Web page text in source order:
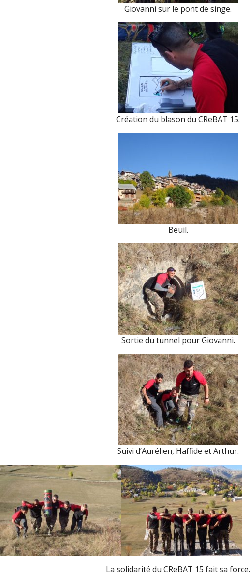
Giovanni sur le pont de singe.
Création du blason du CReBAT 15.
Beuil.
Sortie du tunnel pour Giovanni.
Suivi d’Aurélien, Haffide et Arthur.
La solidarité du CReBAT 15 fait sa force.